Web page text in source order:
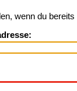
wenn du bereits